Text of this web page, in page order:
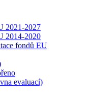
2021-2027
2014-2020
fondů EU
evaluací)